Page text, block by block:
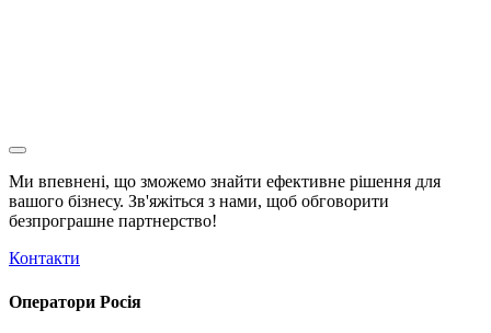
Ми впевнені, що зможемо знайти ефективне рішення для
вашого бізнесу. Зв'яжіться з нами, щоб обговорити
безпрограшне партнерство!
Контакти
Оператори Росія